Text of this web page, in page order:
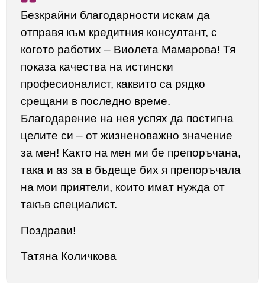
Безкрайни благодарности искам да
отправя към кредитния консултант, с
когото работих – Виолета Мамарова! Тя
показа качества на истински
професионалист, каквито са рядко
срещани в последно време.
Благодарение на нея успях да постигна
целите си – от жизненоважно значение
за мен! Както на мен ми бе препоръчана,
така и аз за в бъдеще бих я препоръчала
на мои приятели, които имат нужда от
такъв специалист.
Поздрави!
Татяна Количкова